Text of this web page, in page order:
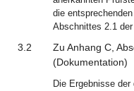
die
Abschnittes 2.1
3.2
Zu Anhang C,
(Dokumentation)
Die Ergebnisse